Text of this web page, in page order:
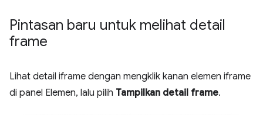
Pintasan baru untuk melihat detail
frame
Lihat detail iframe dengan mengklik kanan elemen iframe
di panel Elemen, lalu pilih Tampilkan detail frame.